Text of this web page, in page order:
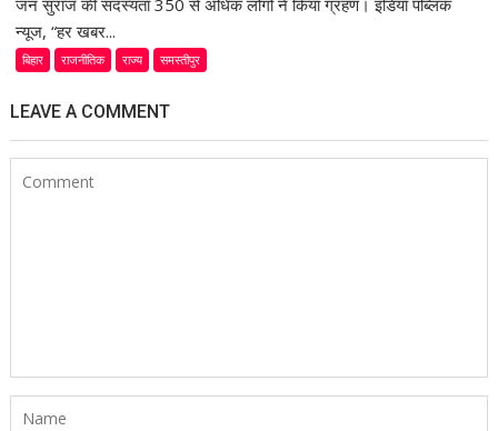
जन सुराज की सदस्यता 350 से अधिक लोगों ने किया ग्रहण। इंडिया पब्लिक
न्यूज, “हर खबर...
बिहार राजनीतिक राज्य समस्तीपुर
LEAVE A COMMENT